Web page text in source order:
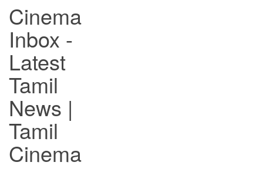
Cinema
Inbox -
Latest
Tamil
News |
Tamil
Cinema